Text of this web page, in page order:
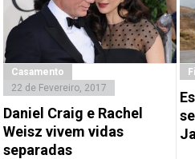
Casamento
22 de Fevereiro, 2017
Daniel Craig e Rachel
Weisz vivem vidas
separadas